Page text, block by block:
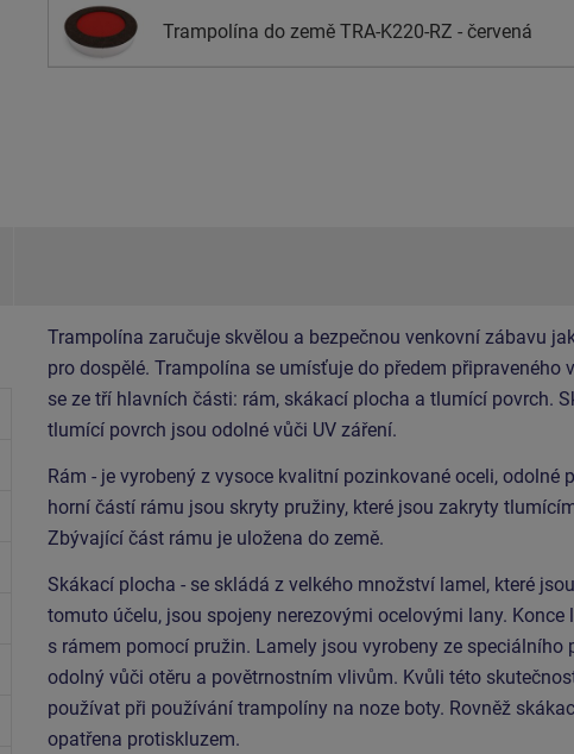
Trampolína do země TRA-K220-RZ - červená
Trampolína zaručuje skvělou a bezpečnou venkovní zábavu
pro dospělé. Trampolína se umísťuje do předem připraveného
se ze tří hlavních části: rám, skákací plocha a tlumící povrch.
tlumící povrch jsou odolné vůči UV záření.
Rám - je vyrobený z vysoce kvalitní pozinkované oceli, odolné
horní částí rámu jsou skryty pružiny, které jsou zakryty
Zbývající část rámu je uložena do země.
Skákací plocha - se skládá z velkého množství lamel, které
tomuto účelu, jsou spojeny nerezovými ocelovými lany. Konce
s rámem pomocí pružin. Lamely jsou vyrobeny ze speciálního
odolný vůči otěru a povětrnostním vlivům. Kvůli této
používat při používání trampolíny na noze boty. Rovněž
opatřena protiskluzem.